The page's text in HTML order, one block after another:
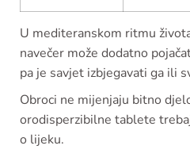
U mediteranskom ritmu
navečer može dodatno
pa je savjet izbjegavati ga ili
Obroci ne mijenjaju bitno
orodisperzibilne tablete
o lijeku.